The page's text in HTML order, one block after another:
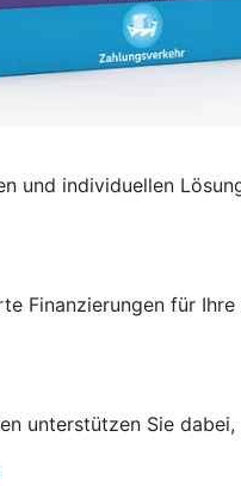
und individuellen
Finanzierungen für
unterstützen Sie